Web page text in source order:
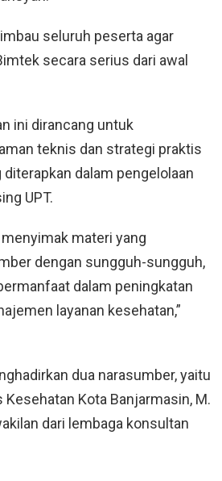
seluruh peserta agar
secara serius dari awal
ini dirancang untuk
teknis dan strategi praktis
dalam pengelolaan
UPT.
materi yang
dengan sungguh-sungguh,
dalam peningkatan
layanan kesehatan,”
dua narasumber, yaitu
Kesehatan Kota Banjarmasin, M.
dari lembaga konsultan